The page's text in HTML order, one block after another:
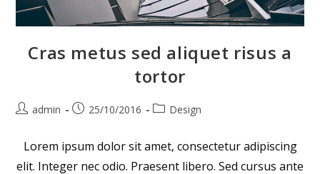
Cras metus sed aliquet risus a
tortor
Beitrags-
admin
Beitrag25/10/2016
Beitrags-
Design
Lorem ipsum dolor sit amet, consectetur adipiscing
elit. Integer nec odio. Praesent libero. Sed cursus ante